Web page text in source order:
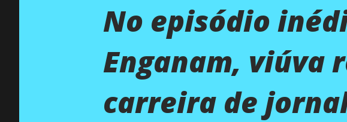
No episódio
Enganam, viúva
carreira de